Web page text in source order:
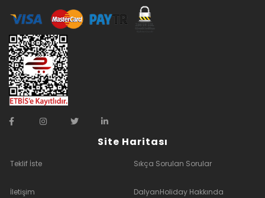
Site Haritası
Teklif İste Sıkça Sorulan Sorular
İletişim DalyanHoliday Hakkında